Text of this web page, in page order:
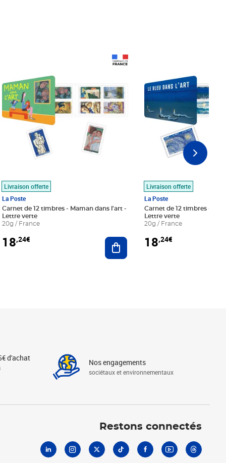
au panier
Livraison offerte
La Poste
Carnet de 12 timbres - Maman dans l'art -
Lettre verte
20g / France
18,24€ Ajouter au panier
Livraison offerte
La Poste
Carnet de 12 timbres - Le
Lettre verte
20g / France
18,24€
d'achat Nos engagements
sociétaux et environnementaux
Restons connectés